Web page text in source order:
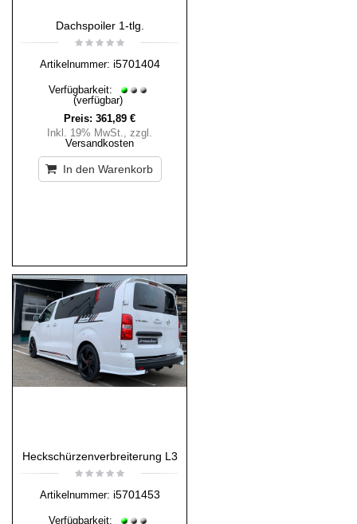
Dachspoiler 1-tlg.
Artikelnummer: i5701404
Verfügbarkeit:
(verfügbar)
Preis: 361,89 €
Inkl. 19% MwSt., zzgl.
Versandkosten
In den Warenkorb
Heckschürzenverbreiterung L3
Artikelnummer: i5701453
Verfügbarkeit: